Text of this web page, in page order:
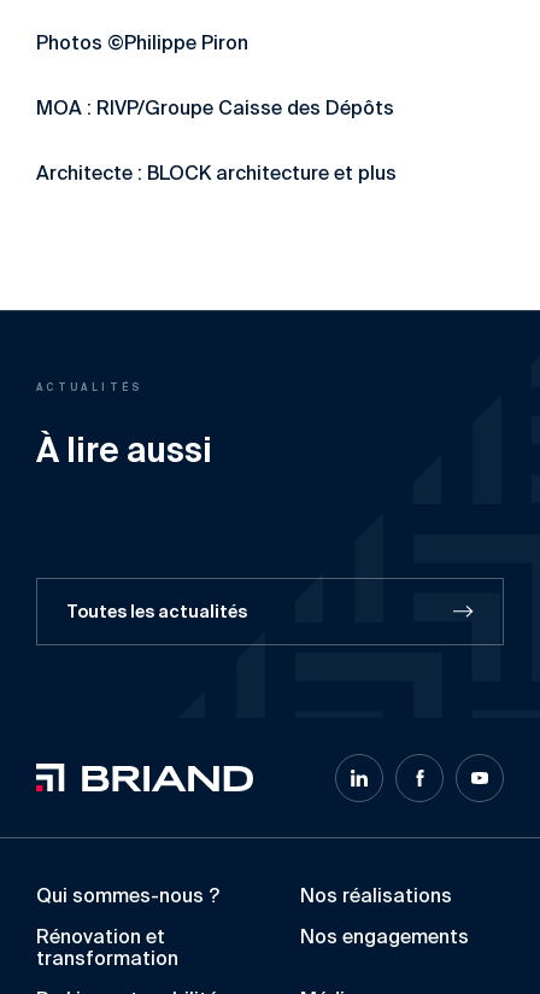
Photos ©Philippe Piron
MOA : RIVP/Groupe Caisse des Dépôts
Architecte : BLOCK architecture et plus
ACTUALITÉS
À lire aussi
Toutes les actualités
Qui sommes-nous ? Nos réalisations
Rénovation et
transformation
Nos engagements